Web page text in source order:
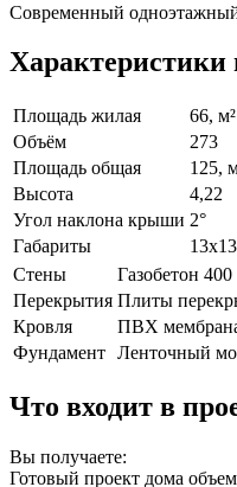
Современный
Характеристики
Площадь жилая
66, м²
Объём
273
Площадь общая
125,
Высота
4,22
Угол наклона крыши 2°
Габариты
13х13
Стены
Газобетон 400
Перекрытия Плиты
Кровля
ПВХ
Фундамент Ленточный
Что входит в
Вы получаете:
Готовый проект дома